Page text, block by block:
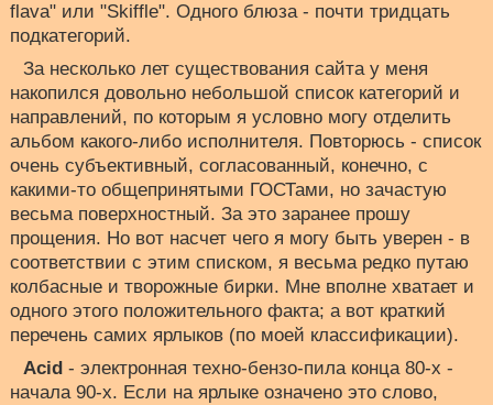
flava" или "Skiffle". Одного блюза - почти тридцать
подкатегорий.
За несколько лет существования сайта у меня
накопился довольно небольшой список категорий и
направлений, по которым я условно могу отделить
альбом какого-либо исполнителя. Повторюсь - список
очень субъективный, согласованный, конечно, с
какими-то общепринятыми ГОСТами, но зачастую
весьма поверхностный. За это заранее прошу
прощения. Но вот насчет чего я могу быть уверен - в
соответствии с этим списком, я весьма редко путаю
колбасные и творожные бирки. Мне вполне хватает и
одного этого положительного факта; а вот краткий
перечень самих ярлыков (по моей классификации).
Acid - электронная техно-бензо-пила конца 80-х -
начала 90-х. Если на ярлыке означено это слово,